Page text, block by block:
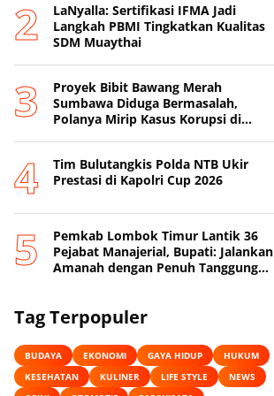
LaNyalla: Sertifikasi IFMA Jadi
Langkah PBMI Tingkatkan Kualitas
SDM Muaythai
Proyek Bibit Bawang Merah
Sumbawa Diduga Bermasalah,
Polanya Mirip Kasus Korupsi di
Tim Bulutangkis Polda NTB Ukir
Prestasi di Kapolri Cup 2026
Pemkab Lombok Timur Lantik 36
Pejabat Manajerial, Bupati: Jalankan
Amanah dengan Penuh Tanggung
Tag Terpopuler
BUDAYA EKONOMI GAYA HIDUP
HUKUM
KESEHATAN
KULINER LIFE STYLE
NEWS